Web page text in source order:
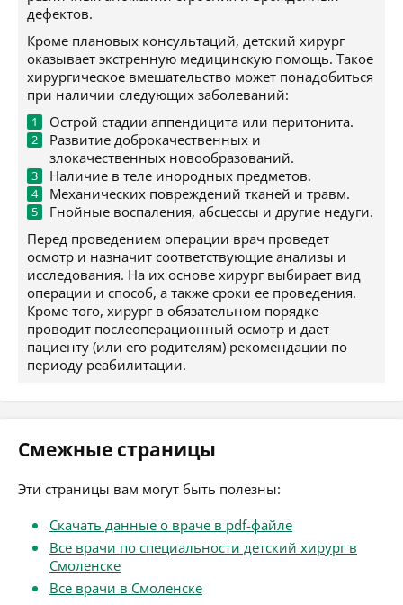
дефектов.
Кроме плановых консультаций, детский хирург
оказывает экстренную медицинскую помощь. Такое
хирургическое вмешательство может понадобиться
при наличии следующих заболеваний:
Острой стадии аппендицита или перитонита.
Развитие доброкачественных и
злокачественных новообразований.
Наличие в теле инородных предметов.
Механических повреждений тканей и травм.
Гнойные воспаления, абсцессы и другие недуги.
Перед проведением операции врач проведет
осмотр и назначит соответствующие анализы и
исследования. На их основе хирург выбирает вид
операции и способ, а также сроки ее проведения.
Кроме того, хирург в обязательном порядке
проводит послеоперационный осмотр и дает
пациенту (или его родителям) рекомендации по
периоду реабилитации.
Смежные страницы
Эти страницы вам могут быть полезны:
Скачать данные о враче в pdf-файле
Все врачи по специальности детский хирург в
Смоленске
Все врачи в Смоленске